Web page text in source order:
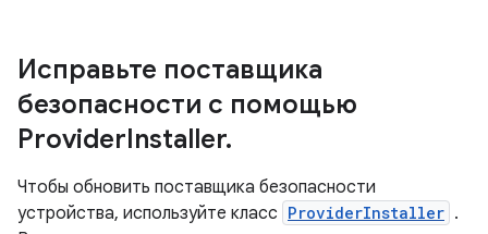
Исправьте поставщика
безопасности с помощью
ProviderInstaller.
Чтобы обновить поставщика безопасности
устройства, используйте класс ProviderInstaller .